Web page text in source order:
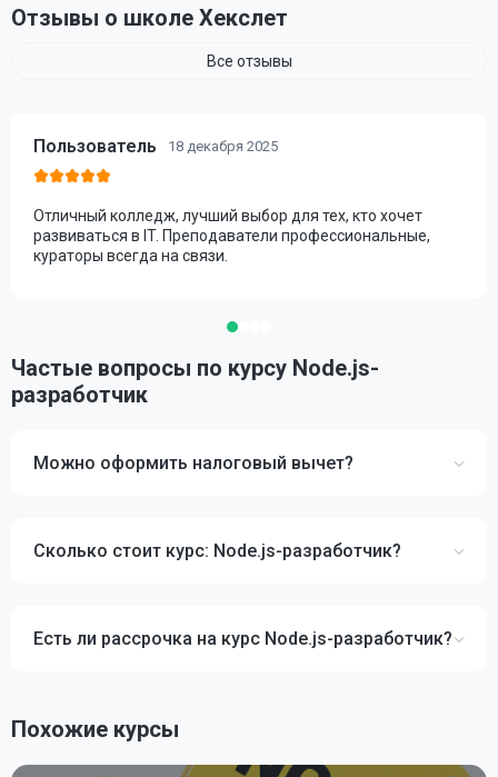
Отзывы о школе Хекслет
Все отзывы
Пользователь 18 декабря 2025
Отличный колледж, лучший выбор для тех, кто хочет
развиваться в IT. Преподаватели профессиональные,
кураторы всегда на связи.
Частые вопросы по курсу Node.js-
разработчик
Можно оформить налоговый вычет?
Сколько стоит курс: Node.js-разработчик?
Есть ли рассрочка на курс Node.js-разработчик?
Похожие курсы